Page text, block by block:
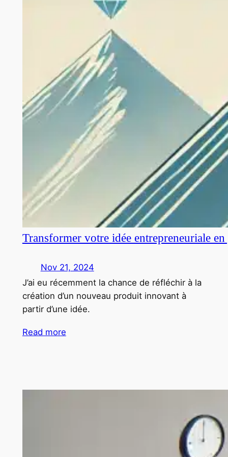
Transformer votre idée entrepreneuriale
Nov 21, 2024
J’ai eu récemment la chance de réfléchir à la
création d’un nouveau produit innovant à
partir d’une idée.
Read more